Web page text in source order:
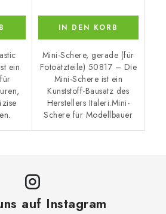
ein
IN DEN KORB
Mini-Schere, gerade (für
Fotoätzteile) 50817 – Die
Mini-Schere ist ein
Kunststoff-Bausatz des
Herstellers Italeri.Mini-
Schere für Modellbauer
auf Instagram